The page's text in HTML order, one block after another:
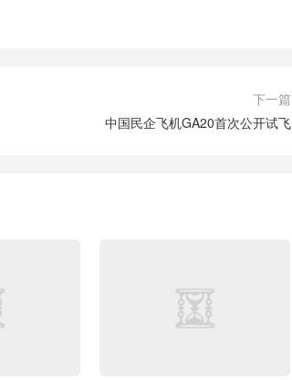
下一篇
中国民企飞机GA20首次公开试飞